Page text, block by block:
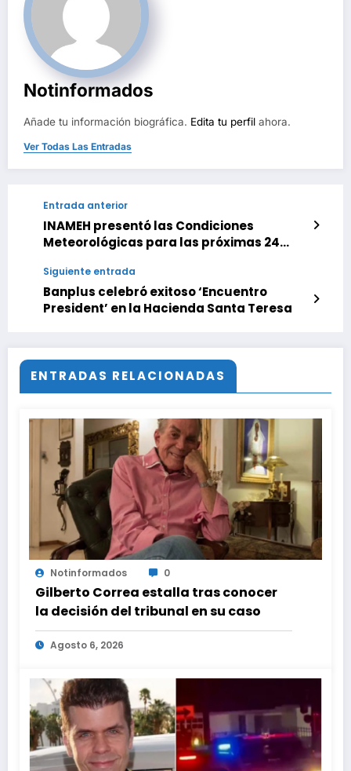
Notinformados
Añade tu información biográfica. Edita tu perfil ahora.
Ver Todas Las Entradas
Entrada anterior
INAMEH presentó las Condiciones
Meteorológicas para las próximas 24
Siguiente entrada
Banplus celebró exitoso ‘Encuentro
President’ en la Hacienda Santa Teresa
ENTRADAS RELACIONADAS
Notinformados 0
Gilberto Correa estalla tras conocer
la decisión del tribunal en su caso
Agosto 6, 2026